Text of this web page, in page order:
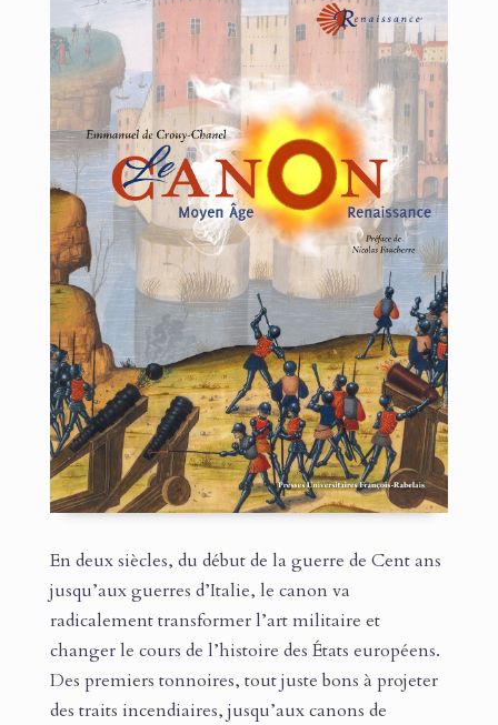
En deux siècles, du début de la guerre de Cent ans
jusqu’aux guerres d’Italie, le canon va
radicalement transformer l’art militaire et
changer le cours de l’histoire des États européens.
Des premiers tonnoires, tout juste bons à projeter
des traits incendiaires, jusqu’aux canons de